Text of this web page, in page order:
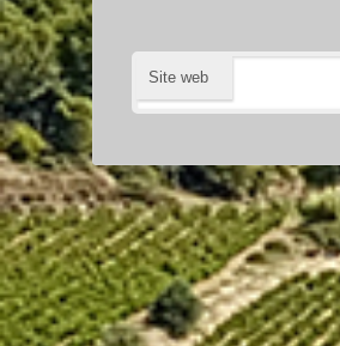
Site web